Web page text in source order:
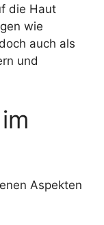
die Haut
wie
auch als
und
Aspekten